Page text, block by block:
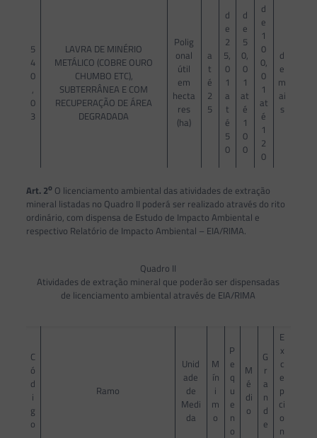
5
4
0
,
0
3
LAVRA DE MINÉRIO
METÁLICO (COBRE OURO
CHUMBO ETC),
SUBTERRÂNEA E COM
RECUPERAÇÃO DE ÁREA
DEGRADADA
Polig
onal
útil
em
hecta
res
(ha)
a
t
é
2
5
d
e
2
5,
0
1
a
t
é
5
0
d
e
5
0,
0
1
at
é
1
0
0
d
e
1
0
0,
0
1
at
é
1
2
0
d
e
m
ai
s
Art. 2o O licenciamento ambiental das atividades de extração
mineral listadas no Quadro II poderá ser realizado através do rito
ordinário, com dispensa de Estudo de Impacto Ambiental e
respectivo Relatório de Impacto Ambiental – EIA/RIMA.
Quadro II
Atividades de extração mineral que poderão ser dispensadas
de licenciamento ambiental através de EIA/RIMA
C
ó
d
i
g
o
Ramo
Unid
ade
de
Medi
da
M
ín
i
m
o
P
e
q
u
e
n
o
M
é
di
o
G
r
a
n
d
e
E
x
c
e
p
ci
o
n